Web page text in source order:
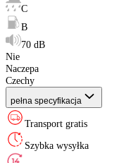
Indeks prędkości
Etykieta EU
XL (Extra Load)
Oś pojazdu:
Kraj pochodzenia:
Barum
Opony Całoroczne
385/55 R22.5